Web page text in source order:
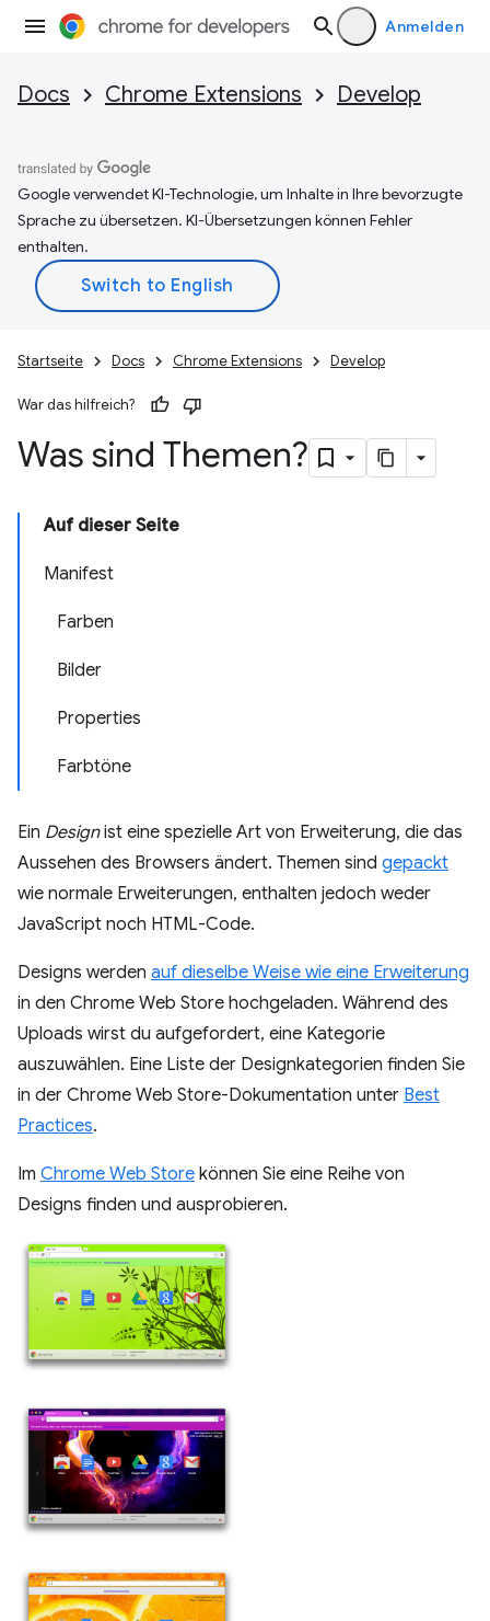
Anmelden
Docs Chrome Extensions Develop
Google verwendet KI-Technologie, um Inhalte in Ihre bevorzugte
Sprache zu übersetzen. KI-Übersetzungen können Fehler
enthalten.
Startseite Docs Chrome Extensions Develop
War das hilfreich?
Was sind Themen?
Auf dieser Seite
Manifest
Farben
Bilder
Properties
Farbtöne
Ein Designist eine spezielle Art von Erweiterung, die das
Aussehen des Browsers ändert. Themen sind gepackt
wie normale Erweiterungen, enthalten jedoch weder
JavaScript noch HTML-Code.
Designs werden auf dieselbe Weise wie eine Erweiterung
in den Chrome Web Store hochgeladen. Während des
Uploads wirst du aufgefordert, eine Kategorie
auszuwählen. Eine Liste der Designkategorien finden Sie
in der Chrome Web Store-Dokumentation unter Best
Practices.
Im Chrome Web Store können Sie eine Reihe von
Designs finden und ausprobieren.